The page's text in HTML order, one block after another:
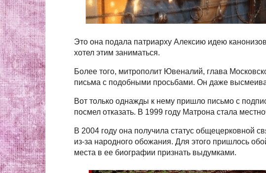
Это она подала патриарху Алексию идею
хотел этим заниматься.
Более того, митрополит Ювеналий, глава
письма с подобными просьбами. Он даже
Вот только однажды к нему пришло письмо с
посмел отказать. В 1999 году Матрона стала
В 2004 году она получила статус общецерковной
из-за народного обожания. Для этого пришлось
места в ее биографии признать выдумками.